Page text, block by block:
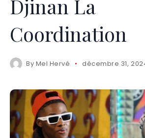
Djinan La
Coordination
By Mel Hervé décembre 31,